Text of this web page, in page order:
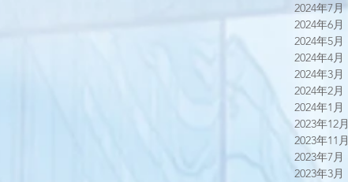
2024年7月
2024年6月
2024年5月
2024年4月
2024年3月
2024年2月
2024年1月
2023年12月
2023年11月
2023年7月
2023年3月